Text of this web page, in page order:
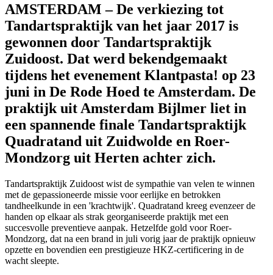
AMSTERDAM – De verkiezing tot
Tandartspraktijk van het jaar 2017 is
gewonnen door Tandartspraktijk
Zuidoost. Dat werd bekendgemaakt
tijdens het evenement Klantpasta! op 23
juni in De Rode Hoed te Amsterdam. De
praktijk uit Amsterdam Bijlmer liet in
een spannende finale Tandartspraktijk
Quadratand uit Zuidwolde en Roer-
Mondzorg uit Herten achter zich.
Tandartspraktijk Zuidoost wist de sympathie van velen te winnen
met de gepassioneerde missie voor eerlijke en betrokken
tandheelkunde in een 'krachtwijk'. Quadratand kreeg evenzeer de
handen op elkaar als strak georganiseerde praktijk met een
succesvolle preventieve aanpak. Hetzelfde gold voor Roer-
Mondzorg, dat na een brand in juli vorig jaar de praktijk opnieuw
opzette en bovendien een prestigieuze HKZ-certificering in de
wacht sleepte.